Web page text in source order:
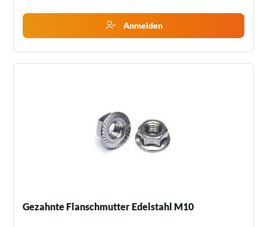
Anmelden
Gezahnte Flanschmutter Edelstahl M10